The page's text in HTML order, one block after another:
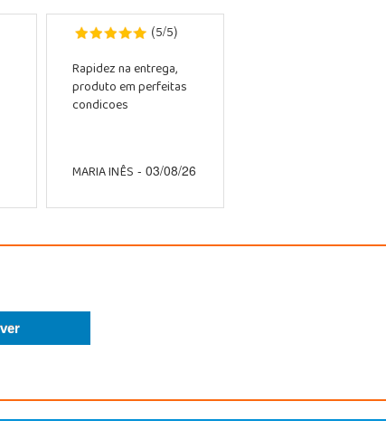
(5/5)
Rapidez na entrega,
produto em perfeitas
condicoes
MARIA INÊS - 03/08/26